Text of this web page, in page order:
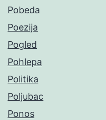
Pobeda
Poezija
Pogled
Pohlepa
Politika
Poljubac
Ponos